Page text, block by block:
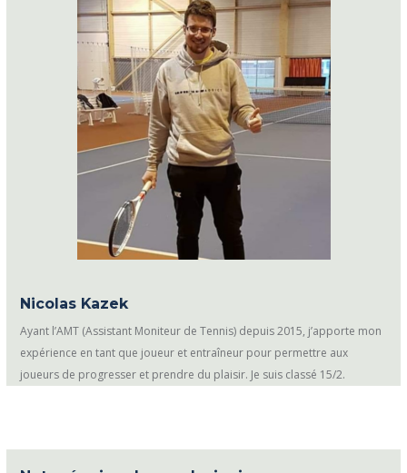
Nicolas Kazek
Ayant l’AMT (Assistant Moniteur de Tennis) depuis 2015, j’apporte mon
expérience en tant que joueur et entraîneur pour permettre aux
joueurs de progresser et prendre du plaisir. Je suis classé 15/2.